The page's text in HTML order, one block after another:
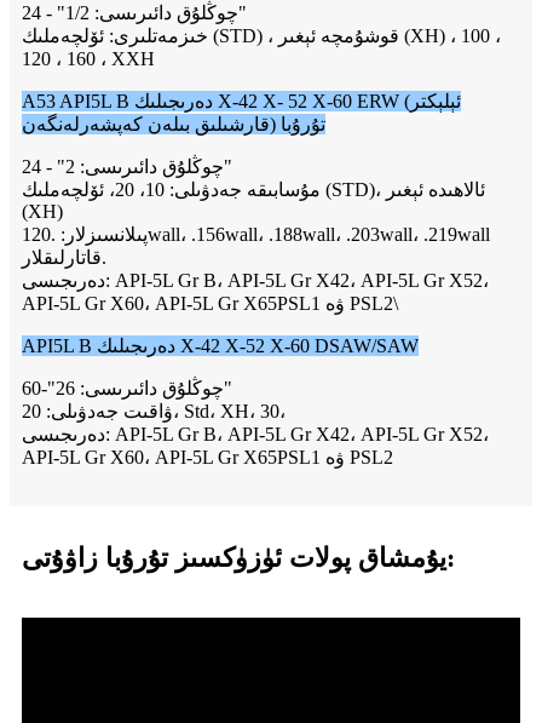
چوڭلۇق دائىرىسى: 1/2" - 24"
خىزمەتلىرى: ئۆلچەملىك (STD) ، قوشۇمچە ئېغىر (XH) ، 100 ،
120 ، 160 ، XXH
A53 API5L B دەرىجىلىك X-42 X- 52 X-60 ERW (ئېلېكتر
قارشىلىق بىلەن كەپشەرلەنگەن) تۇرۇبا
چوڭلۇق دائىرىسى: 2" - 24"
مۇسابىقە جەدۋىلى: 10، 20، ئۆلچەملىك (STD)، ئالاھىدە ئېغىر
(XH)
پىلانسىزلار: .120wall، .156wall، .188wall، .203wall، .219wall
قاتارلىقلار.
دەرىجىسى: API-5L Gr B، API-5L Gr X42، API-5L Gr X52،
API-5L Gr X60، API-5L Gr X65PSL1 ۋە PSL2\
API5L B دەرىجىلىك X-42 X-52 X-60 DSAW/SAW
چوڭلۇق دائىرىسى: 26"-60"
ۋاقىت جەدۋىلى: 20، Std، XH، 30،
دەرىجىسى: API-5L Gr B، API-5L Gr X42، API-5L Gr X52،
API-5L Gr X60، API-5L Gr X65PSL1 ۋە PSL2
يۇمشاق پولات ئۈزۈكسىز تۇرۇبا زاۋۇتى: